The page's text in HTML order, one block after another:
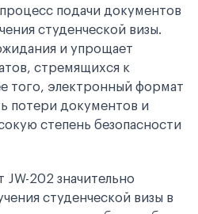
подачи документов
студенческой визы.
и упрощает
стремящихся к
того, электронный формат
потери документов и
степень безопасности
202 значительно
студенческой визы в